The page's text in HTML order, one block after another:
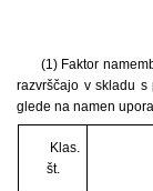
(1) Faktor
razvrščajo v skladu s
glede na namen
Klas.
št.